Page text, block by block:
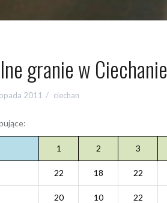
granie w Ciechanie
2011 ciechan
1 2 3
22 18 22
20 10 22